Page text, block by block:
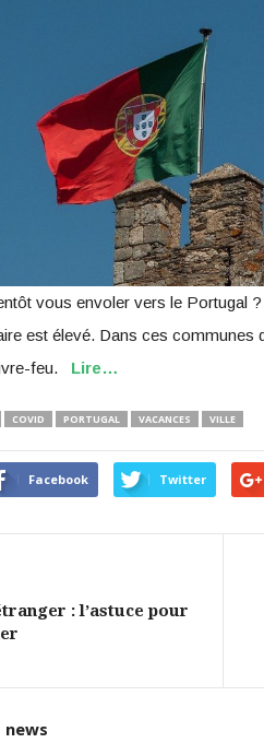
vous envoler vers le Portugal
est élevé. Dans ces
feu. Lire…
COVID PORTUGAL VACANCES VILLE
Facebook Twitter
: l’astuce pour
news